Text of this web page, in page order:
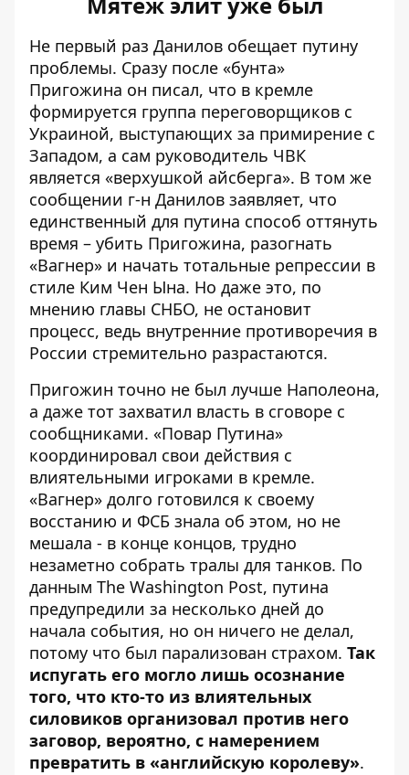
Не первый раз Данилов обещает путину
проблемы. Сразу после «бунта»
Пригожина он писал, что в кремле
формируется группа переговорщиков с
Украиной, выступающих за примирение с
Западом, а сам руководитель ЧВК
является «верхушкой айсберга». В том же
сообщении г-н Данилов заявляет, что
единственный для путина способ оттянуть
время – убить Пригожина, разогнать
«Вагнер» и начать тотальные репрессии в
стиле Ким Чен Ына. Но даже это, по
мнению главы СНБО, не остановит
процесс, ведь внутренние противоречия в
России стремительно разрастаются.
Пригожин точно не был лучше Наполеона,
а даже тот захватил власть в сговоре с
сообщниками. «Повар Путина»
координировал свои действия с
влиятельными игроками в кремле.
«Вагнер» долго готовился к своему
восстанию и ФСБ знала об этом, но не
мешала - в конце концов, трудно
незаметно собрать тралы для танков. По
данным The Washington Post, путина
предупредили за несколько дней до
начала события, но он ничего не делал,
потому что был парализован страхом. Так
испугать его могло лишь осознание
того, что кто-то из влиятельных
силовиков организовал против него
заговор, вероятно, с намерением
превратить в «английскую королеву».